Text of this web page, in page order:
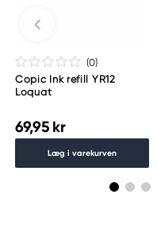
Meguro
Meguro-ku
www.toomarker.co.jp
(0)
Copic Ink refill YR12
Loquat
69,95 kr
Læg i varekurven